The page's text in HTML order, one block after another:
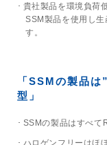
サステナビリティ
SDGs
採用情報
貴社製品を環境負荷
SSM製品を使用し
す。
「SSMの製品
型」
SSMの製品はすべて
ハロゲンフリーはほ